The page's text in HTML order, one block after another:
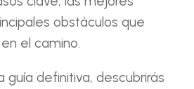
obstáculos que
el camino.
guía definitiva, descubrirás